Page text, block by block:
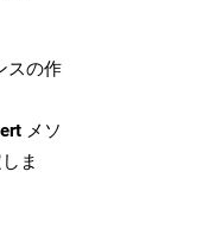
スの作
メソ
ま